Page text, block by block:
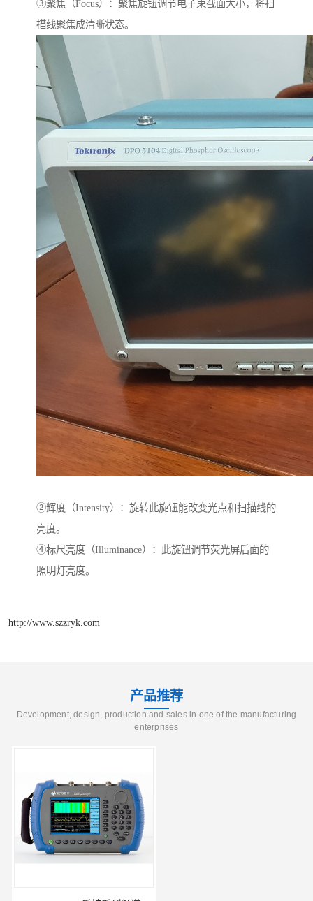
③聚焦（Focus）：聚焦旋钮调节电子束截面大小，将扫
描线聚焦成清晰状态。
②辉度（Intensity）：旋转此旋钮能改变光点和扫描线的
亮度。
④标尺亮度（Illuminance）：此旋钮调节荧光屏后面的
照明灯亮度。
http://www.szzryk.com
产品推荐
Development, design, production and sales in one of the manufacturing
enterprises